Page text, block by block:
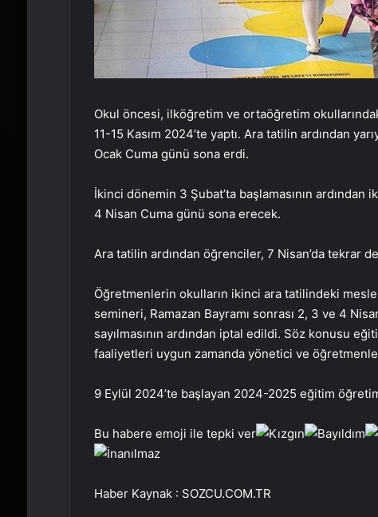
Okul öncesi, ilköğretim ve ortaöğretim
11-15 Kasım 2024’te yaptı. Ara tatilin ardından
Ocak Cuma günü sona erdi.
İkinci dönemin 3 Şubat’ta başlamasının
4 Nisan Cuma günü sona erecek.
Ara tatilin ardından öğrenciler, 7 Nisan’da tekrar
Öğretmenlerin okulların ikinci ara tatilindeki
semineri, Ramazan Bayramı sonrası 2, 3 ve 4
sayılmasının ardından iptal edildi. Söz konusu
faaliyetleri uygun zamanda yönetici ve
9 Eylül 2024’te başlayan 2024-2025 eğitim
Bu habere emoji ile tepki ver
Haber Kaynak : SOZCU.COM.TR